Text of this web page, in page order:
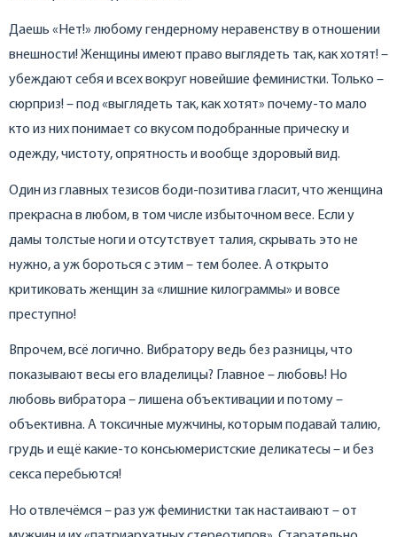
Даешь «Нет!» любому гендерному неравенству в отношении
внешности! Женщины имеют право выглядеть так, как хотят! –
убеждают себя и всех вокруг новейшие феминистки. Только –
сюрприз! – под «выглядеть так, как хотят» почему-то мало
кто из них понимает со вкусом подобранные прическу и
одежду, чистоту, опрятность и вообще здоровый вид.
Один из главных тезисов боди-позитива гласит, что женщина
прекрасна в любом, в том числе избыточном весе. Если у
дамы толстые ноги и отсутствует талия, скрывать это не
нужно, а уж бороться с этим – тем более. А открыто
критиковать женщин за «лишние килограммы» и вовсе
преступно!
Впрочем, всё логично. Вибратору ведь без разницы, что
показывают весы его владелицы? Главное – любовь! Но
любовь вибратора – лишена объективации и потому –
объективна. А токсичные мужчины, которым подавай талию,
грудь и ещё какие-то консьюмеристские деликатесы – и без
секса перебьются!
Но отвлечёмся – раз уж феминистки так настаивают – от